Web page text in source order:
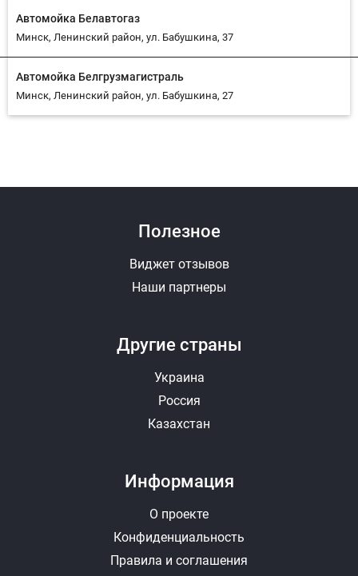
Автомойка Белавтогаз
Минск, Ленинский район, ул. Бабушкина, 37
Автомойка Белгрузмагистраль
Минск, Ленинский район, ул. Бабушкина, 27
Отменить
Другие страны
Украина
Россия
Казахстан
Полезное
Виджет отзывов
Наши партнеры
Информация
О проекте
Конфиденциальность
Правила и соглашения